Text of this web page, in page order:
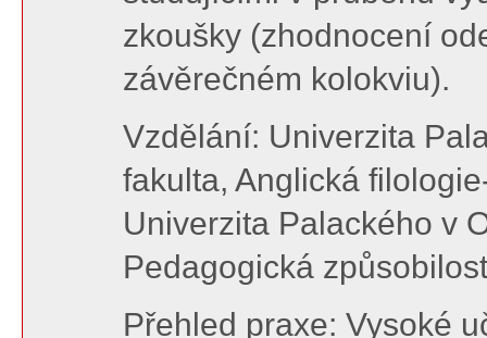
zkoušky (zhodnocení
závěrečném kolokviu).
Vzdělání: Univerzita
fakulta, Anglická
Univerzita Palackého v
Pedagogická způsobilost
Přehled praxe: Vysoké